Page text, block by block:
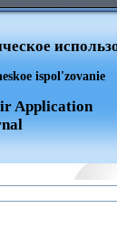
ispol'zovanie
Application